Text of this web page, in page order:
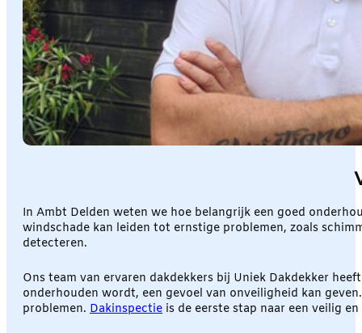
In Ambt Delden weten we hoe belangrijk een goed
windschade kan leiden tot ernstige problemen, zoals
detecteren.
Ons team van ervaren dakdekkers bij Uniek Dakdekker
onderhouden wordt, een gevoel van onveiligheid kan
problemen. Dakinspectie is de eerste stap naar een veilig